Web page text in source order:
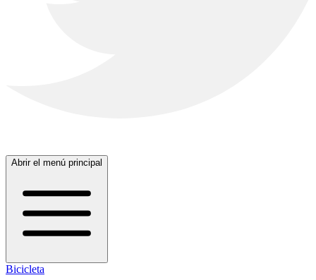
Abrir el menú principal
Bicicleta